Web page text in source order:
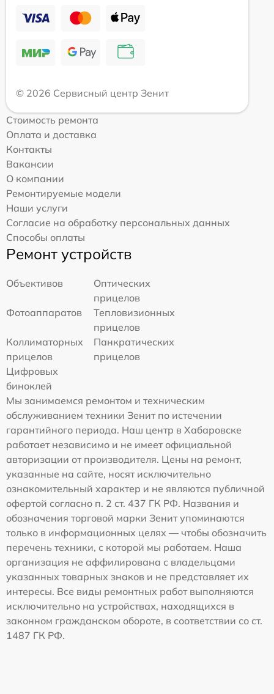
© 2026 Сервисный центр Зенит
Стоимость ремонта
Оплата и доставка
Контакты
Вакансии
О компании
Ремонтируемые модели
Наши услуги
Согласие на обработку персональных данных
Способы оплаты
Ремонт устройств
Объективов
Оптических
прицелов
Фотоаппаратов
Тепловизионных
прицелов
Коллиматорных
прицелов
Панкратических
прицелов
Цифровых
биноклей
Мы занимаемся ремонтом и техническим
обслуживанием техники Зенит по истечении
гарантийного периода. Наш центр в Хабаровске
работает независимо и не имеет официальной
авторизации от производителя. Цены на ремонт,
указанные на сайте, носят исключительно
ознакомительный характер и не являются публичной
офертой согласно п. 2 ст. 437 ГК РФ. Названия и
обозначения торговой марки Зенит упоминаются
только в информационных целях — чтобы обозначить
перечень техники, с которой мы работаем. Наша
организация не аффилирована с владельцами
указанных товарных знаков и не представляет их
интересы. Все виды ремонтных работ выполняются
исключительно на устройствах, находящихся в
законном гражданском обороте, в соответствии со ст.
1487 ГК РФ.